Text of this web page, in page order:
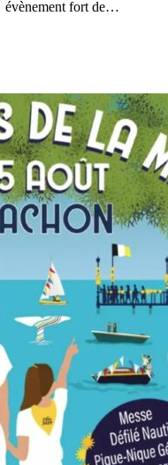
évènement fort de…